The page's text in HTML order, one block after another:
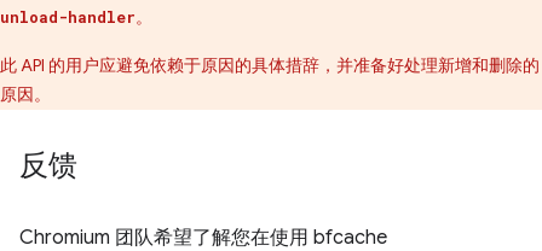
unload-handler。
此 API 的用户应避免依赖于原因的具体措辞，并准备好处理新增和删除的
原因。
反馈
Chromium 团队希望了解您在使用 bfcache